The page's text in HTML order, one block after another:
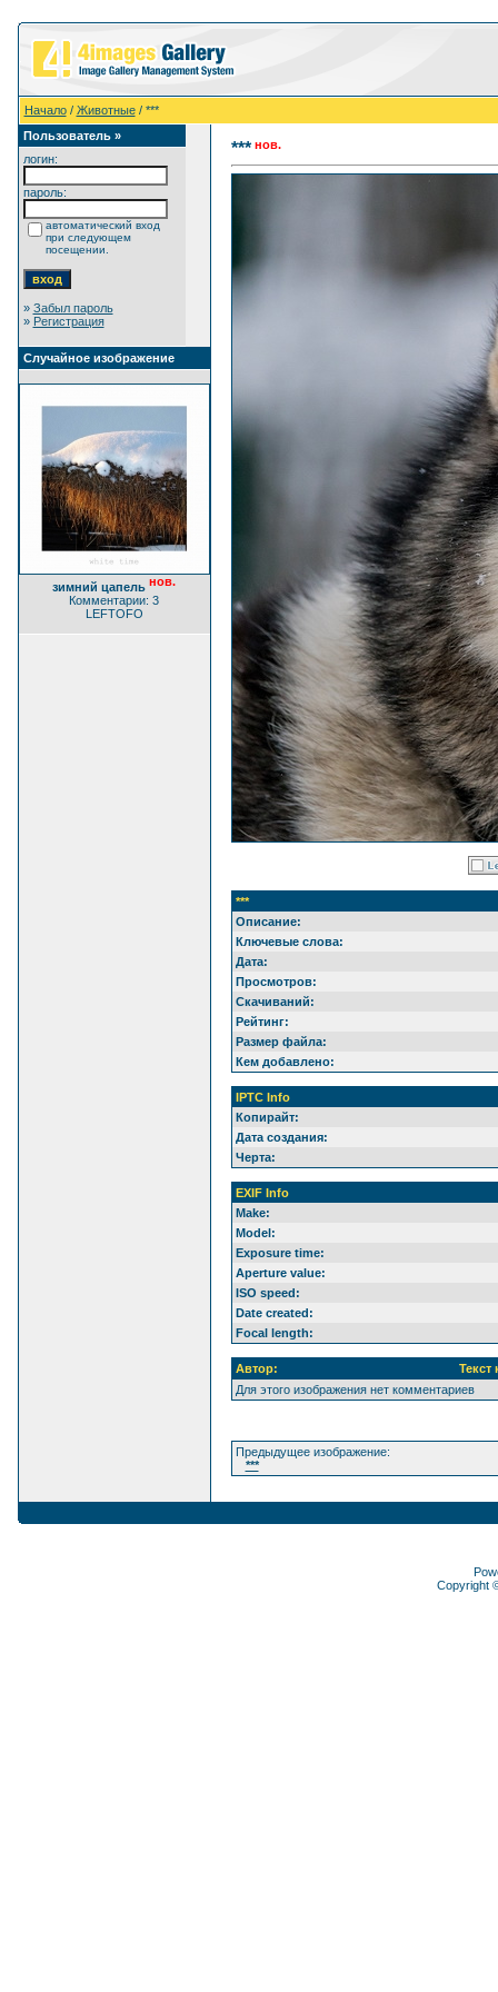
Начало/ Животные/ ***
Пользователь »
логин:
пароль:
автоматический вход
при следующем
посещении.
» Забыл пароль
» Регистрация
Случайное изображение
зимний цапель нов.
Комментарии: 3
LEFTOFO
*** нов.
***
Описание:
Ключевые слова:
Дата:
Просмотров:
Скачиваний:
Рейтинг:
Размер файла:
Кем добавлено:
IPTC Info
Копирайт:
Дата создания:
Черта:
EXIF Info
Make:
Model:
Exposure time:
Aperture value:
ISO speed:
Date created:
Focal length:
Автор:
Текст
Для этого изображения нет комментариев
Предыдущее изображение:
***
Copyright